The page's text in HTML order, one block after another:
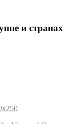
и странах